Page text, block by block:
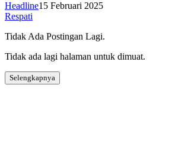
Headline15 Februari 2025
Respati
Tidak Ada Postingan Lagi.
Tidak ada lagi halaman untuk dimuat.
Selengkapnya